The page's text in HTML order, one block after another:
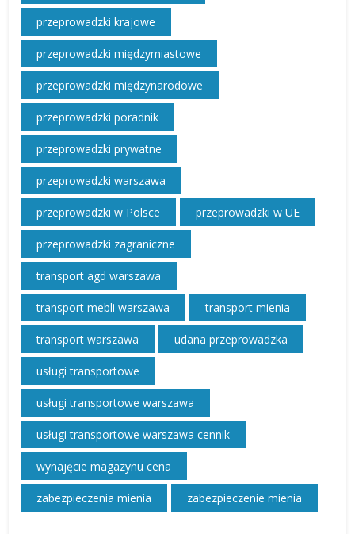
przeprowadzki krajowe
przeprowadzki międzymiastowe
przeprowadzki międzynarodowe
przeprowadzki poradnik
przeprowadzki prywatne
przeprowadzki warszawa
przeprowadzki w Polsce przeprowadzki w UE
przeprowadzki zagraniczne
transport agd warszawa
transport mebli warszawa transport mienia
transport warszawa udana przeprowadzka
usługi transportowe
usługi transportowe warszawa
usługi transportowe warszawa cennik
wynajęcie magazynu cena
zabezpieczenia mienia zabezpieczenie mienia